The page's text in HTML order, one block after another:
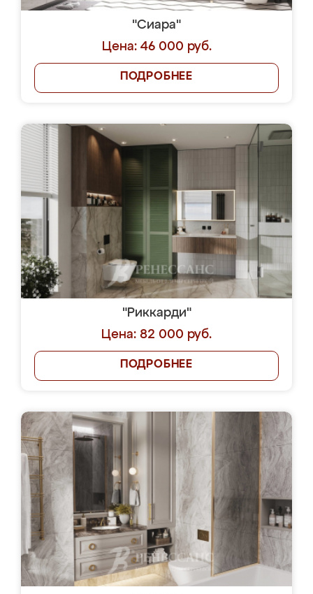
"Сиара"
Цена: 46 000 руб.
ПОДРОБНЕЕ
"Риккарди"
Цена: 82 000 руб.
ПОДРОБНЕЕ